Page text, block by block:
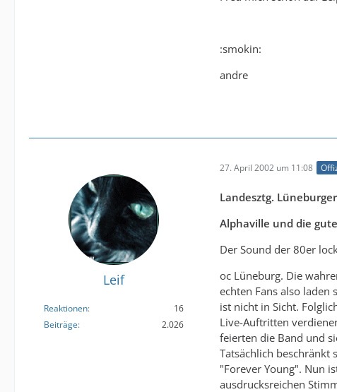
:smokin:
andre
Leif
Reaktionen
16
Beiträge
2.026
27. April 2002 um 11:08
Landesztg.
Alphaville und die
Der Sound der 80er
oc Lüneburg. Die
echten Fans also laden
ist nicht in Sicht.
Live-Auftritten
feierten die Band und
Tatsächlich beschränkt
"Forever Young". Nun
ausdrucksreichen